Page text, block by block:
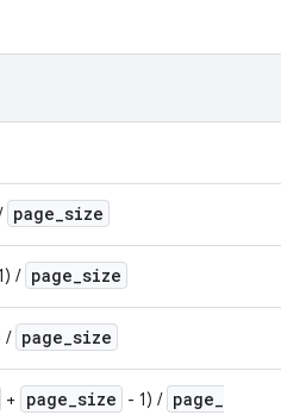
page_size
/ page_size
/ page_size
+ page_size - 1) / page_